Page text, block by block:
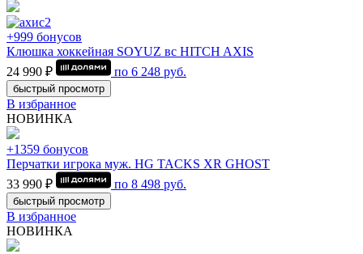
+999 бонусов
Клюшка хоккейная SOYUZ вс HITCH AXIS
24 990 ₽
по 6 248 руб.
быстрый просмотр
В избранное
НОВИНКА
+1359 бонусов
Перчатки игрока муж. HG TACKS XR GHOST
33 990 ₽
по 8 498 руб.
быстрый просмотр
В избранное
НОВИНКА